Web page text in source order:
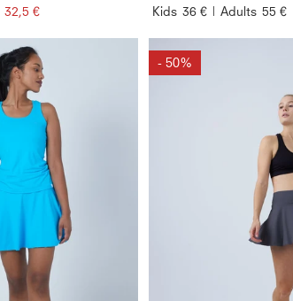
32,5 € Kids 36 € | Adults 55 €
- 50%